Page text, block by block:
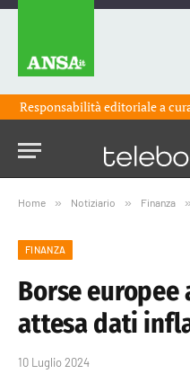
Responsabilità editoriale a
Home » Notiziario » Finanza »
FINANZA
Borse europee
attesa dati
10 Luglio 2024